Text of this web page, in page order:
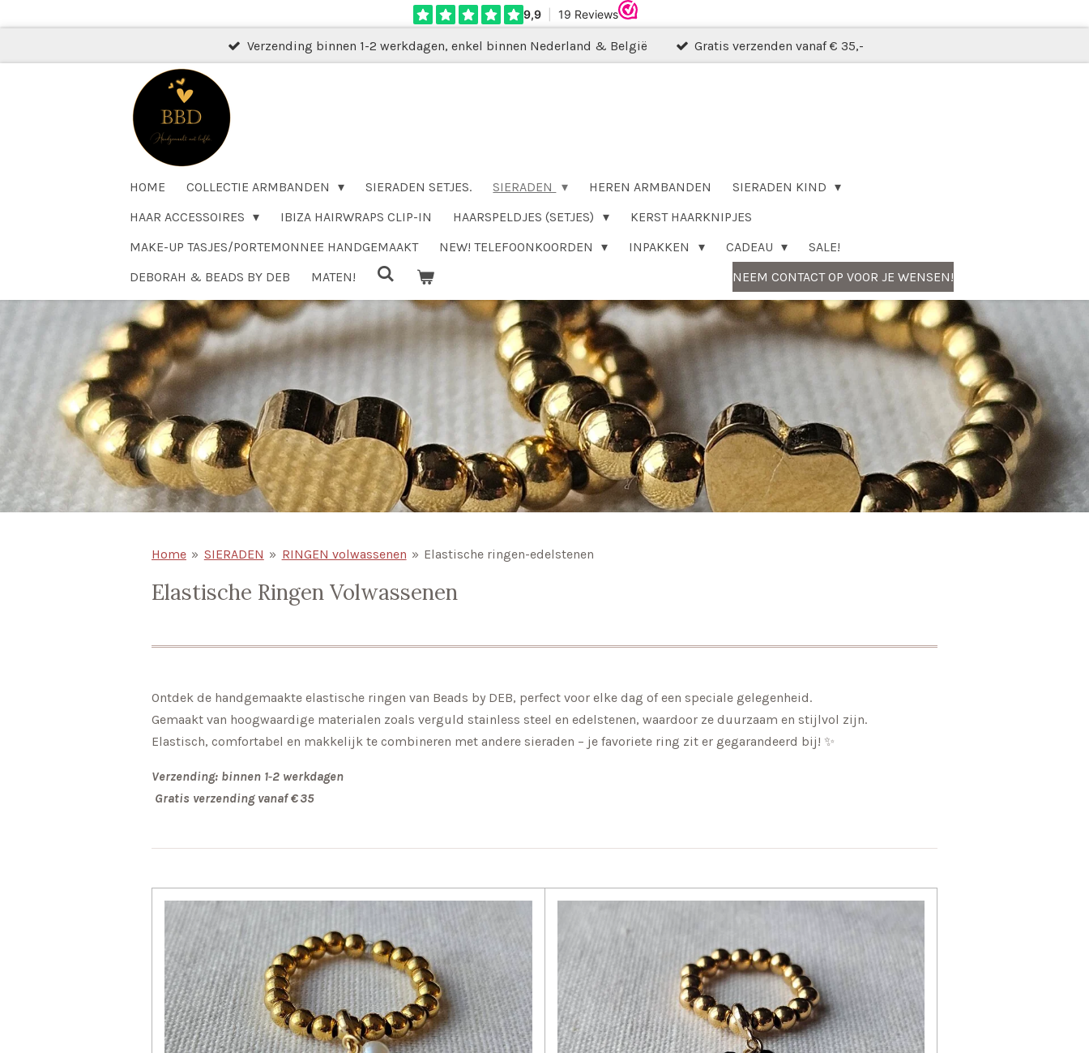
naar
Verzending binnen 1-2 werkdagen, enkel binnen Nederland & België Gratis verzenden vanaf € 35,-
HOME COLLECTIE ARMBANDEN SIERADEN SETJES. SIERADEN HEREN ARMBANDEN
SIERADEN KIND
HAAR ACCESSOIRES
IBIZA HAIRWRAPS CLIP-IN HAARSPELDJES (SETJES)
KERST HAARKNIPJES
MAKE-UP TASJES/PORTEMONNEE HANDGEMAAKT
NEW! TELEFOONKOORDEN INPAKKEN CADEAU
SALE!
DEBORAH & BEADS BY DEB
MATEN! NEEM CONTACT OP VOOR JE WENSEN!
Home » SIERADEN » RINGEN volwassenen » Elastische ringen-edelstenen
Elastische Ringen Volwassenen
Ontdek de handgemaakte elastische ringen van Beads by DEB, perfect voor elke dag of een speciale gelegenheid.
Gemaakt van hoogwaardige materialen zoals verguld stainless steel en edelstenen, waardoor ze duurzaam en stijlvol zijn.
Elastisch, comfortabel en makkelijk te combineren met andere sieraden – je favoriete ring zit er gegarandeerd bij! ✨
Verzending: binnen 1‑2 werkdagen
Gratis verzending vanaf € 35